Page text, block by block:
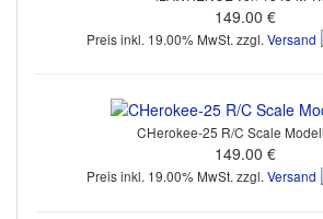
149.00 €
Preis inkl. 19.00% MwSt. zzgl. Versand
CHerokee-25 R/C Scale
149.00 €
Preis inkl. 19.00% MwSt. zzgl.Versand